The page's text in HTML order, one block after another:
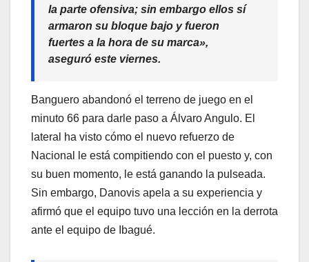
la parte ofensiva; sin embargo ellos sí
armaron su bloque bajo y fueron
fuertes a la hora de su marca»,
aseguró este viernes.
Banguero abandonó el terreno de juego en el
minuto 66 para darle paso a Álvaro Angulo. El
lateral ha visto cómo el nuevo refuerzo de
Nacional le está compitiendo con el puesto y, con
su buen momento, le está ganando la pulseada.
Sin embargo, Danovis apela a su experiencia y
afirmó que el equipo tuvo una lección en la derrota
ante el equipo de Ibagué.